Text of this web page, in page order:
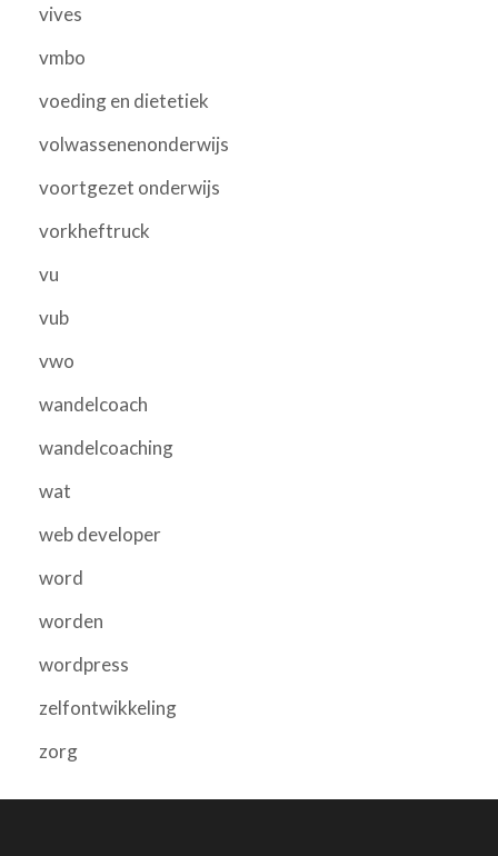
vives
vmbo
voeding en dietetiek
volwassenenonderwijs
voortgezet onderwijs
vorkheftruck
vu
vub
vwo
wandelcoach
wandelcoaching
wat
web developer
word
worden
wordpress
zelfontwikkeling
zorg